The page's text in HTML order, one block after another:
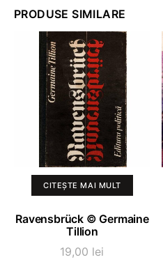
PRODUSE SIMILARE
CITEȘTE MAI MULT
Ravensbrück © Germaine
Tillion
19,00 lei